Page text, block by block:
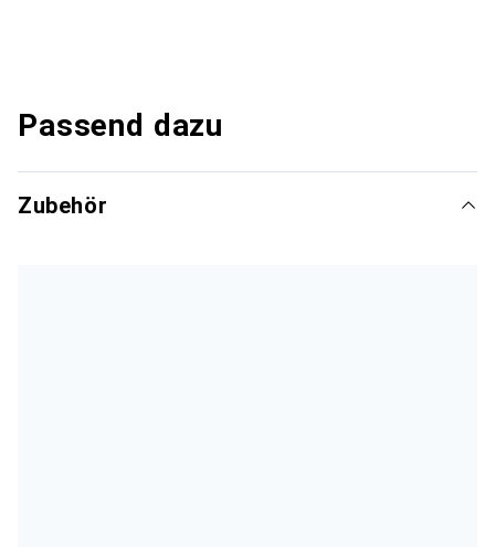
Passend dazu
Zubehör